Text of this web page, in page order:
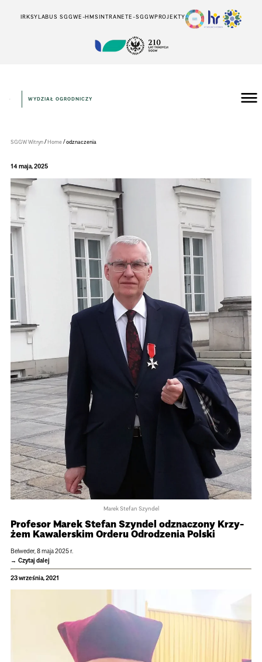
IRKSYLABUS SGGWE-HMSINTRANETE-SGGWPROJEKTY
WYDZIAŁ OGRODNICZY
SGGW Witryn/Home/odznaczenia
14 maja, 2025
Marek Stefan Szyndel
Pro­fe­sor Marek Ste­fan Szyn­del odz­na­czony Krzy­
żem Kawa­ler­skim Orderu Odro­dze­nia Pol­ski
Bel­we­der, 8 maja 2025 r.
Czytaj dalej
23 września, 2021